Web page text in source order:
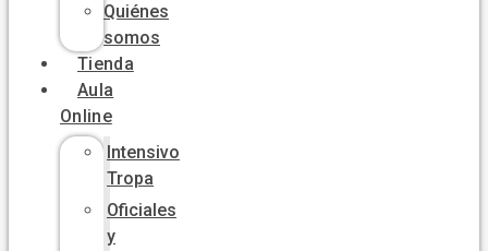
Quiénes
somos
Tienda
Aula
Online
Intensivo
Tropa
Oficiales
y